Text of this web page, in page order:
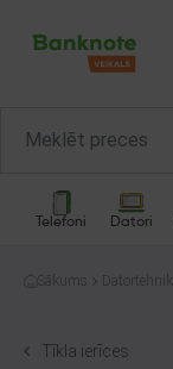
Telefoni Datori
Sākums
Tīkla ierīces